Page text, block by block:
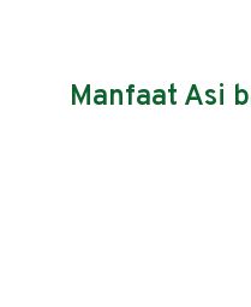
Manfaat Asi